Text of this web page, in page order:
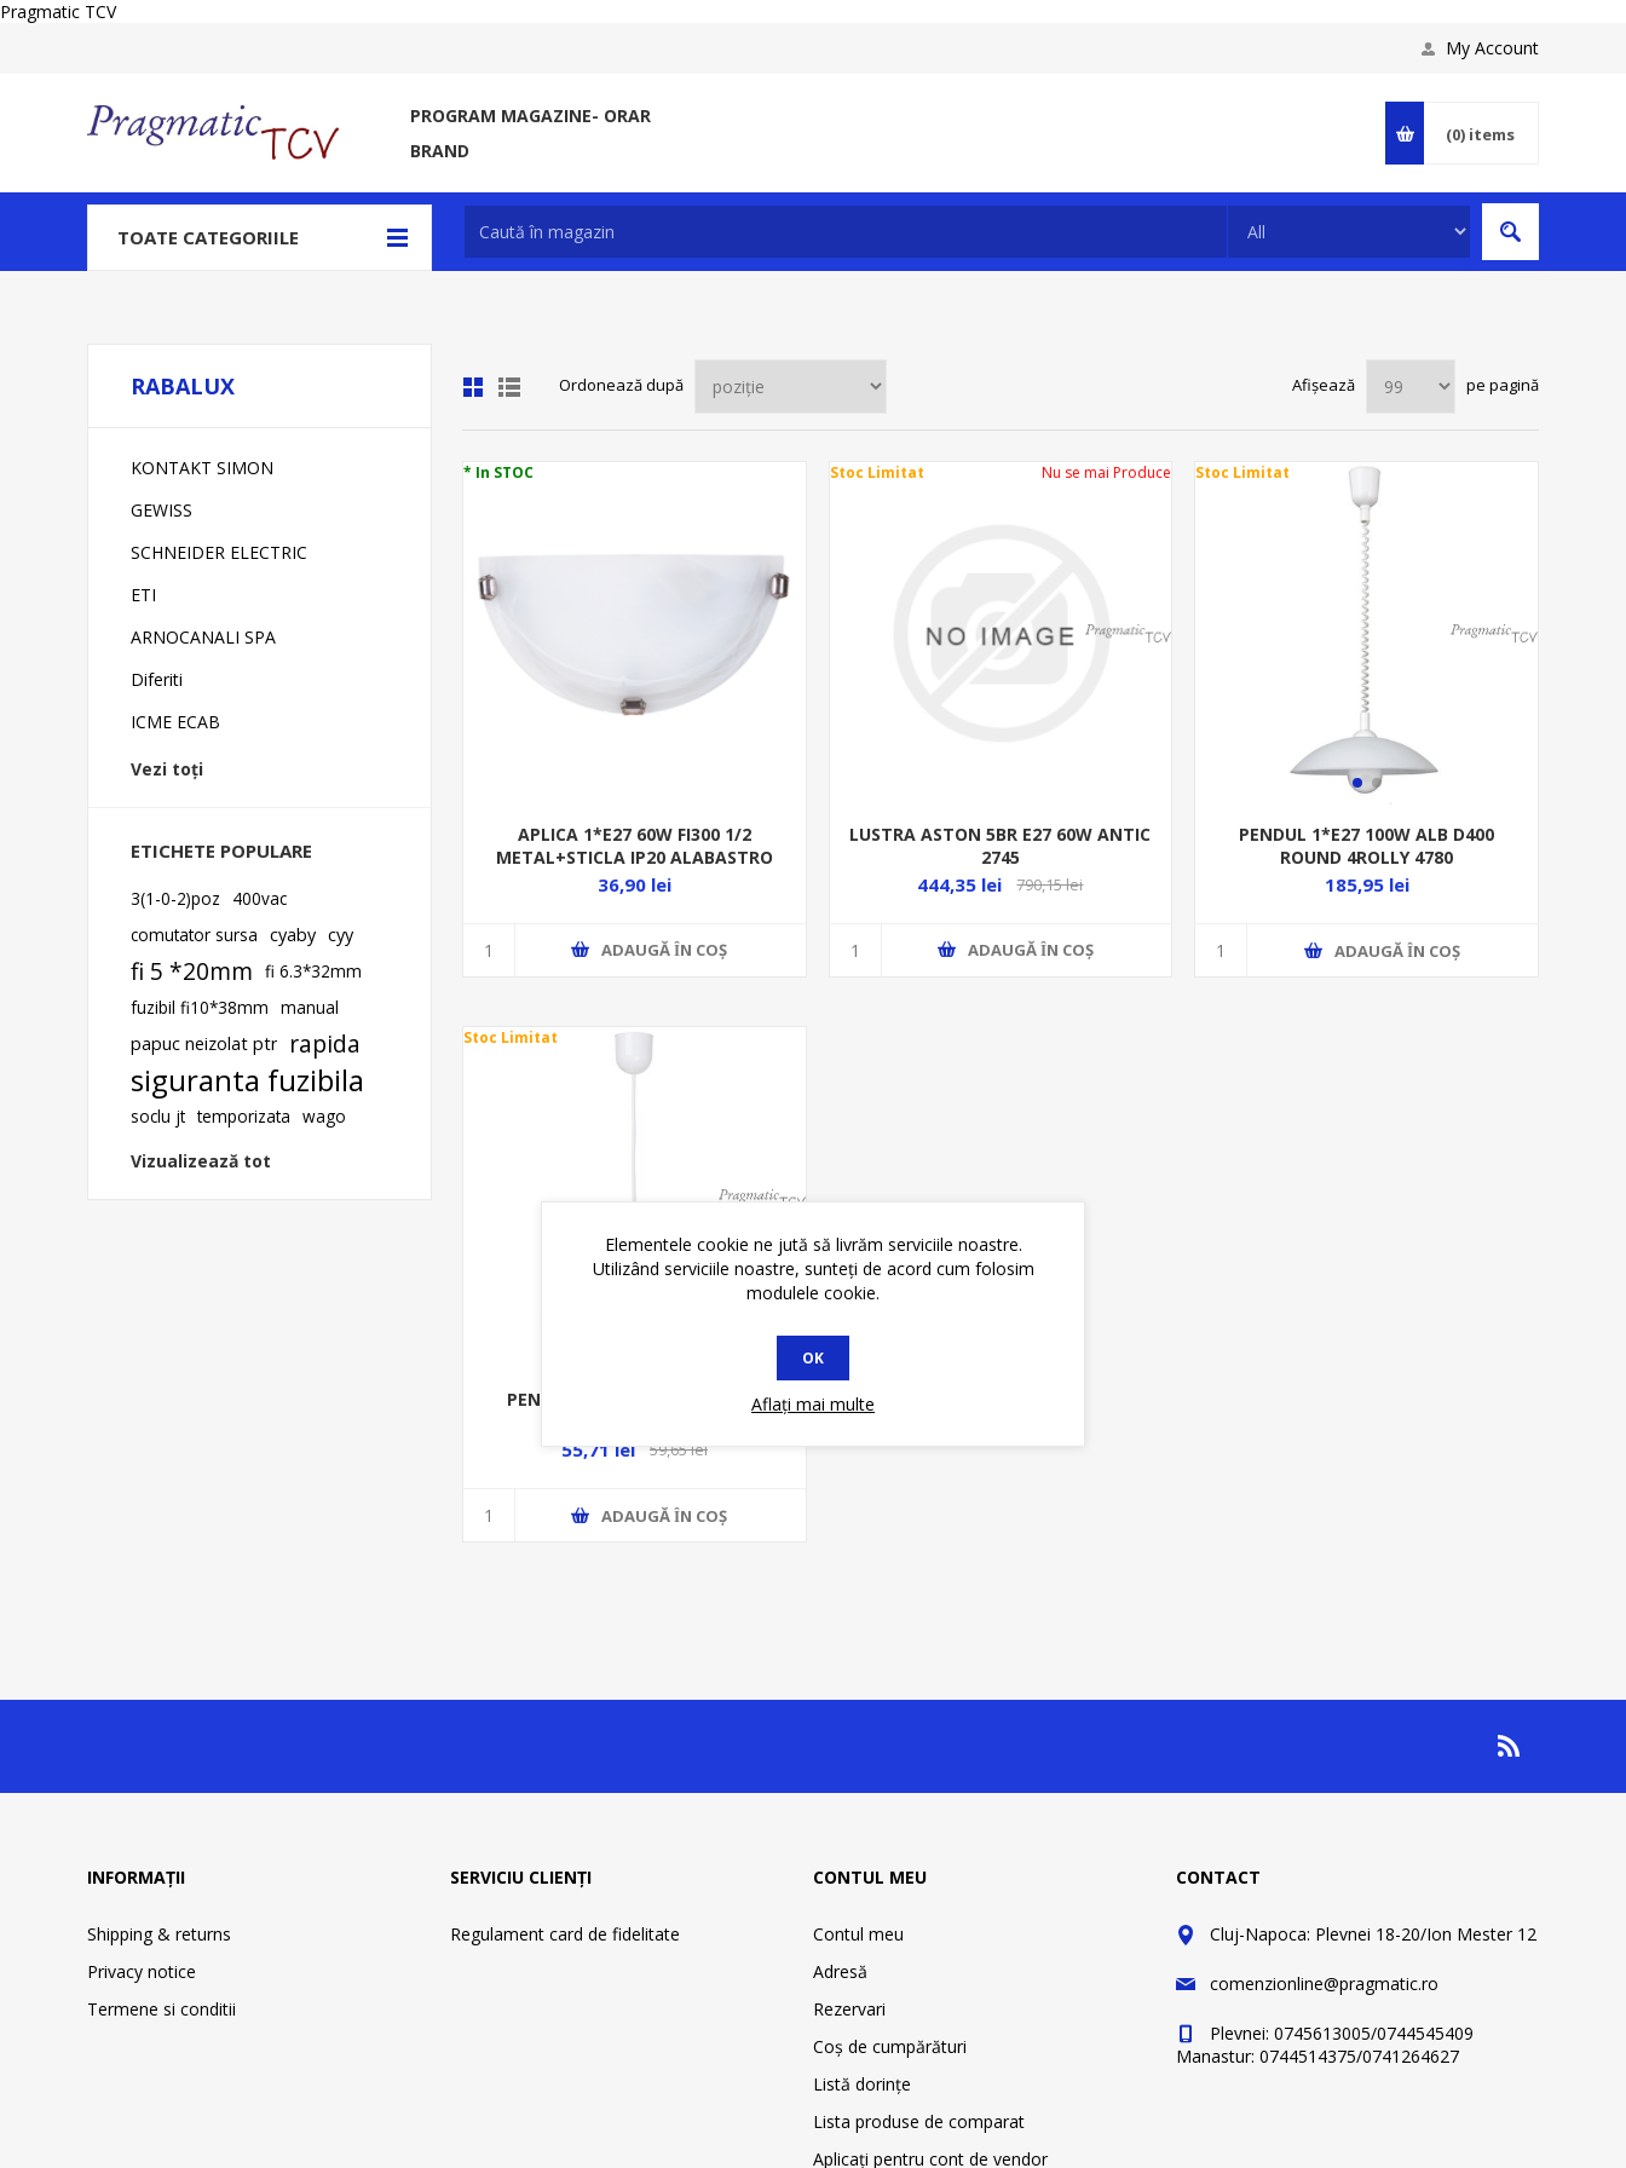
Pragmatic TCV
My Account
PROGRAM MAGAZINE- ORAR
BRAND
(0) items
TOATE CATEGORIILE
Ordonează după Afișează pe pagină
* In STOC
APLICA 1*E27 60W FI300 1/2
METAL+STICLA IP20 ALABASTRO
3002
36,90 lei
ADAUGĂ ȊN COŞ
Stoc Limitat Nu se mai Produce
LUSTRA ASTON 5BR E27 60W ANTIC
2745
444,35 lei 790,15 lei
ADAUGĂ ȊN COŞ
Stoc Limitat
PENDUL 1*E27 100W ALB D400
ROUND 4ROLLY 4780
185,95 lei
ADAUGĂ ȊN COŞ
Stoc Limitat
PENDUL 1*E27 100W ALB D325
55,71 lei 59,65 lei
ADAUGĂ ȊN COŞ
RABALUX
KONTAKT SIMON
GEWISS
SCHNEIDER ELECTRIC
ETI
ARNOCANALI SPA
Diferiti
ICME ECAB
Vezi toți
ETICHETE POPULARE
3(1-0-2)poz
400vac
comutator sursa cyaby cyy
fi 5 *20mm fi 6.3*32mm
fuzibil fi10*38mm manual
papuc neizolat ptr
rapida
siguranta fuzibila
soclu jt temporizata wago
Vizualizează tot
INFORMAȚII
Shipping & returns
Privacy notice
Termene si conditii
SERVICIU CLIENȚI
Regulament card de fidelitate
CONTUL MEU
Contul meu
Adresă
Rezervari
Coş de cumpărături
Listă dorințe
Lista produse de comparat
Aplicați pentru cont de vendor
CONTACT
Cluj-Napoca: Plevnei 18-20/Ion Mester 12
comenzionline@pragmatic.ro
Plevnei: 0745613005/0744545409
Manastur: 0744514375/0741264627
Elementele cookie ne jută să livrăm serviciile noastre.
Utilizând serviciile noastre, sunteți de acord cum folosim
modulele cookie.
OK
Aflați mai multe